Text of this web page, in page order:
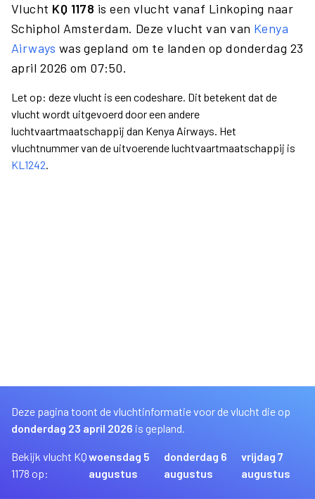
Vlucht KQ 1178 is een vlucht vanaf Linkoping naar
Schiphol Amsterdam. Deze vlucht van van Kenya
Airways was gepland om te landen op donderdag 23
april 2026 om 07:50.
Let op: deze vlucht is een codeshare. Dit betekent dat de
vlucht wordt uitgevoerd door een andere
luchtvaartmaatschappij dan Kenya Airways. Het
vluchtnummer van de uitvoerende luchtvaartmaatschappij is
KL1242.
Deze pagina toont de vluchtinformatie voor de vlucht die op
donderdag 23 april 2026 is gepland.
Bekijk vlucht KQ
1178 op:
woensdag 5
augustus
donderdag 6
augustus
vrijdag 7
augustus